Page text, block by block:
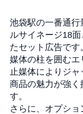
池袋駅の一番通行
ルサイネージ18面
たセット広告です
媒体の柱を囲む
止媒体によりジャ
商品の魅力が強く
す。
さらに、オプシ